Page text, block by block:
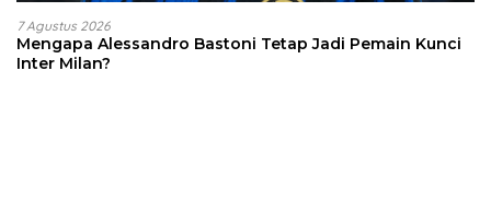
7 Agustus 2026
Mengapa Alessandro Bastoni Tetap Jadi Pemain Kunci
Inter Milan?